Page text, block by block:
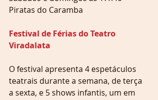
Piratas do Caramba
Festival de Férias do Teatro
Viradalata
O festival apresenta 4 espetáculos
teatrais durante a semana, de terça
a sexta, e 5 shows infantis, um em